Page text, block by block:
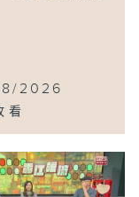
2026
看